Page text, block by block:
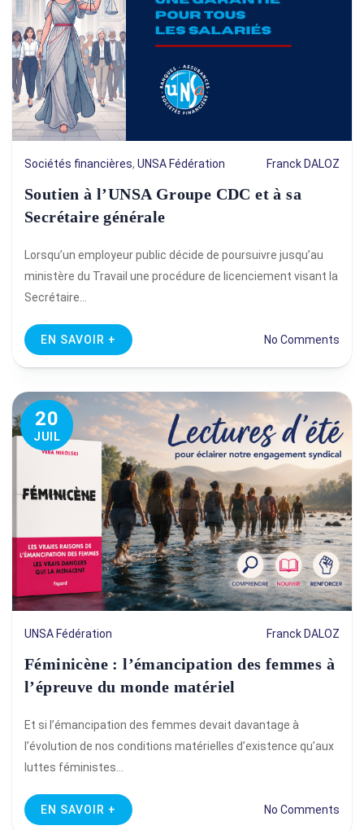
Sociétés financières, UNSA Fédération Franck DALOZ
Soutien à l’UNSA Groupe CDC et à sa
Secrétaire générale
Lorsqu’un employeur public décide de poursuivre jusqu’au
ministère du Travail une procédure de licenciement visant la
Secrétaire…
EN SAVOIR + No Comments
20
JUIL
UNSA Fédération Franck DALOZ
Féminicène : l’émancipation des femmes à
l’épreuve du monde matériel
Et si l’émancipation des femmes devait davantage à
l’évolution de nos conditions matérielles d’existence qu’aux
luttes féministes…
EN SAVOIR + No Comments